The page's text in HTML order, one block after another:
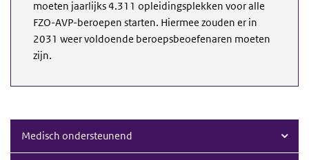
moeten jaarlijks 4.311 opleidingsplekken voor alle
FZO-AVP-beroepen starten. Hiermee zouden er in
2031 weer voldoende beroepsbeoefenaren moeten
zijn.
Medisch ondersteunend